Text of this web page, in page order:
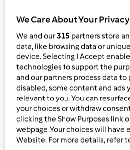
Bimby ® TM 31
daArdipe
published:
modificata:
Aggiungi alle
condividi la
We Care About Your Privacy
We and our315 partners store
data, like browsing data or
device. Selecting I Accept
technologies to support the
and our partners process data to
disabled, some content and ads
relevant to you. You can
your choices or withdraw
clicking the Show Purposes link
webpage .Your choices will have
Website. For more details, refer